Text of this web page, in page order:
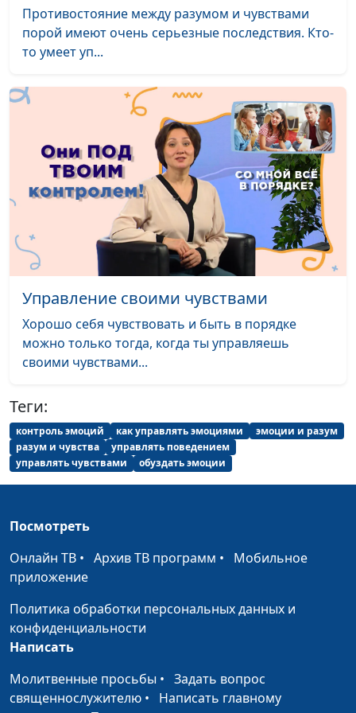
этикета
Екатерина Куклина,
практический психолог
насилие (вторая
часть)
Екатерина Куклина,
практический психолог
Эмоциональное
насилие (первая
часть)
Юлия Синицына,
Екатерина Куклина,
практический психолог
#234
Психосоматические
заболевания
Юлия Синицына,
Екатерина Куклина,
практический психолог
#233
сценарий - кто автор
твоего?
Екатерина Куклина,
практический психолог
Мой внутренний
ребенок
Юлия Синицына,
Как развить
эмоциональный
интеллект? (вторая
часть)
Юлия Синицына,
Екатерина Куклина,
практический психолог
#230
эмоциональный
интеллект? (первая
часть)
практический психолог
Маскулизм.
Преимущества и
недостатки
Юлия Синицына,
семейным отношениям
Противостояние между разумом и чувствами
порой имеют очень серьезные последствия. Кто-
то умеет уп...
Управление своими чувствами
Хорошо себя чувствовать и быть в порядке
можно только тогда, когда ты управляешь
своими чувствами...
Теги:
контроль эмоций как управлять эмоциями
эмоции и разум
разум и чувства
управлять поведением
управлять чувствами
обуздать эмоции
Посмотреть
Онлайн ТВ • Архив ТВ программ • Мобильное
приложение
Политика обработки персональных данных и
конфиденциальности
Написать
Молитвенные просьбы • Задать вопрос
священнослужителю • Написать главному